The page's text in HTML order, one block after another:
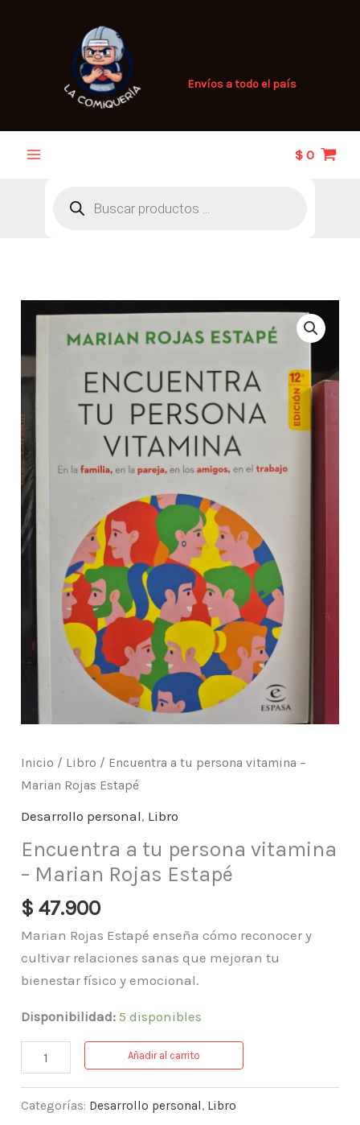
Envíos a todo el país
$ 0
productos
Inicio / Libro / Encuentra a tu persona vitamina –
Marian Rojas Estapé
Desarrollo personal, Libro
Encuentra a tu persona vitamina
– Marian Rojas Estapé
$ 47.900
Marian Rojas Estapé enseña cómo reconocer y
cultivar relaciones sanas que mejoran tu
bienestar físico y emocional.
Disponibilidad: 5 disponibles
Encuentra
tu
persona
vitamina
–
Marian
Rojas
Estapé
cantidad
Añadir al carrito
Categorías: Desarrollo personal, Libro